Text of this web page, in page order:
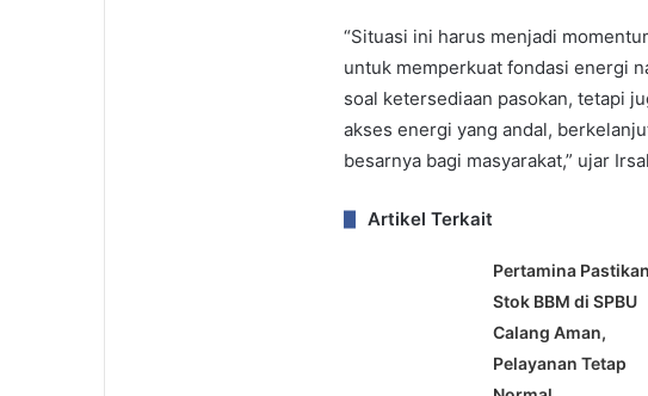
“Situasi ini harus menjadi
untuk memperkuat fondasi energi
soal ketersediaan pasokan, tetapi
akses energi yang andal,
besarnya bagi masyarakat,” ujar
Artikel Terkait
Pertamina Pastikan
Stok BBM di SPBU
Calang Aman,
Pelayanan Tetap